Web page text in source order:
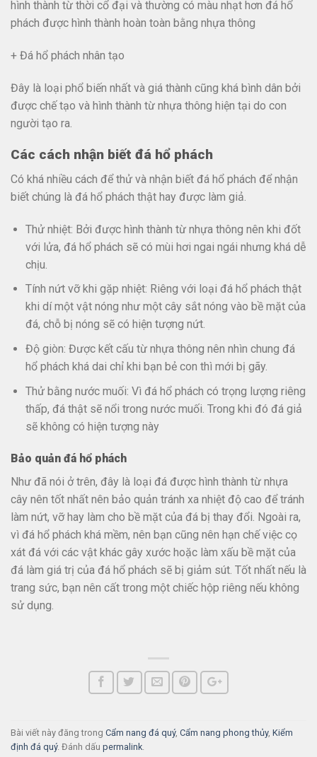
hình thành từ thời cổ đại và thường có màu nhạt hơn đá hổ
phách được hình thành hoàn toàn bằng nhựa thông
+ Đá hổ phách nhân tạo
Đây là loại phổ biến nhất và giá thành cũng khá bình dân bởi
được chế tạo và hình thành từ nhựa thông hiện tại do con
người tạo ra.
Các cách nhận biết đá hổ phách
Có khá nhiều cách để thử và nhận biết đá hổ phách để nhận
biết chúng là đá hổ phách thật hay được làm giả.
Thử nhiệt: Bởi được hình thành từ nhựa thông nên khi đốt
với lửa, đá hổ phách sẽ có mùi hơi ngai ngái nhưng khá dễ
chịu.
Tính nứt vỡ khi gặp nhiệt: Riêng với loại đá hổ phách thật
khi dí một vật nóng như một cây sắt nóng vào bề mặt của
đá, chỗ bị nóng sẽ có hiện tượng nứt.
Độ giòn: Được kết cấu từ nhựa thông nên nhìn chung đá
hổ phách khá dai chỉ khi bạn bẻ con thì mới bị gãy.​​
Thử bằng nước muối: Vì đá hổ phách có trọng lượng riêng
thấp, đá thật sẽ nổi trong nước muối. Trong khi đó đá giả
sẽ không có hiện tượng này
Bảo quản đá hổ phách
Như đã nói ở trên, đây là loại đá được hình thành từ nhựa
cây nên tốt nhất nên bảo quản tránh xa nhiệt độ cao để tránh
làm nứt, vỡ hay làm cho bề mặt của đá bị thay đổi. Ngoài ra,
vì đá hổ phách khá mềm, nên bạn cũng nên hạn chế việc cọ
xát đá với các vật khác gây xước hoặc làm xấu bề mặt của
đá làm giá trị của đá hổ phách sẽ bị giảm sút. Tốt nhất nếu là
trang sức, bạn nên cất trong một chiếc hộp riêng nếu không
sử dụng.
Bài viết này đăng trong Cẩm nang đá quý, Cẩm nang phong thủy, Kiểm
định đá quý. Đánh dấu permalink